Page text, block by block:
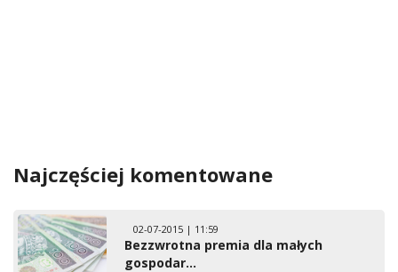
Najczęściej komentowane
02-07-2015 | 11:59
Bezzwrotna premia dla małych
gospodar...